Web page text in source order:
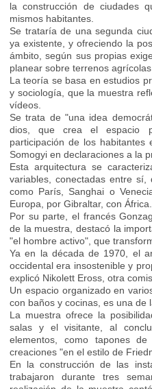
la construcción de ciudades
mismos habitantes.
Se trataría de una segunda
ya existente, y ofreciendo la
ámbito, según sus propias
planear sobre terrenos
La teoría se basa en estudios
y sociología, que la muestra
vídeos.
Se trata de "una idea
dios, que crea el espacio
participación de los
Somogyi en declaraciones a la
Esta arquitectura se
variables, conectadas entre
como París, Sanghai o
Europa, por Gibraltar, con África.
Por su parte, el francés
de la muestra, destacó la
"el hombre activo", que
Ya en la década de 1970, el
occidental era insostenible y
explicó Nikolett Eross, otra
Un espacio organizado en
con baños y cocinas, es una de
La muestra ofrece la
salas y el visitante, al
elementos, como tapones
creaciones "en el estilo de
En la construcción de las
trabajaron durante tres